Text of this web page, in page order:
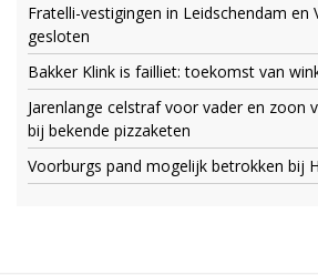
Fratelli-vestigingen in Leidschendam
gesloten
Bakker Klink is failliet: toekomst van
Jarenlange celstraf voor vader en zoon
bij bekende pizzaketen
Voorburgs pand mogelijk betrokken bij